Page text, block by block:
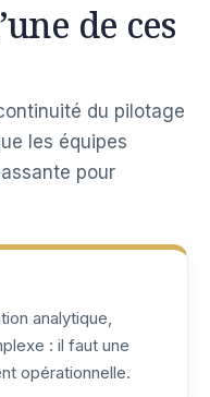
de ces
du pilotage
les équipes
pour
analytique,
: il faut une
opérationnelle.